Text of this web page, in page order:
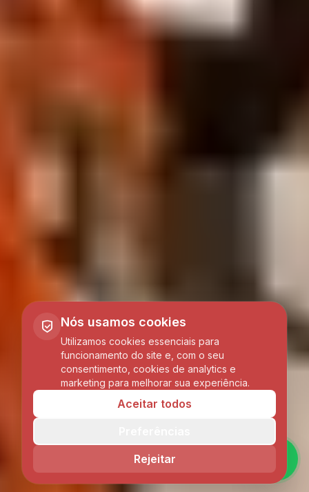
Nós usamos cookies
Utilizamos cookies essenciais para
funcionamento do site e, com o seu
consentimento, cookies de analytics e
marketing para melhorar sua experiência.
Aceitar todos
Rejeitar